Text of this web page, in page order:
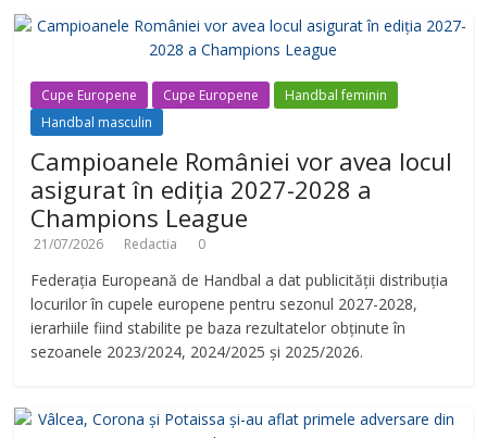
Cupe Europene Cupe Europene
Handbal feminin
Handbal masculin
Campioanele României vor avea locul
asigurat în ediția 2027-2028 a
Champions League
21/07/2026 Redactia 0
Federația Europeană de Handbal a dat publicității distribuția
locurilor în cupele europene pentru sezonul 2027-2028,
ierarhiile fiind stabilite pe baza rezultatelor obținute în
sezoanele 2023/2024, 2024/2025 și 2025/2026.